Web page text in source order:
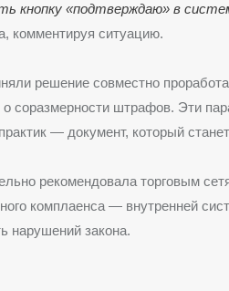
кнопку «подтверждаю» в
комментируя ситуацию.
решение совместно
о соразмерности штрафов. Эти
— документ, который
рекомендовала торговым
комплаенса — внутренней
нарушений закона.